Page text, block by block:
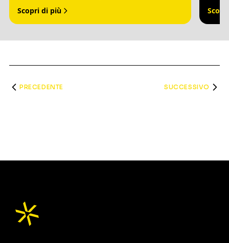
Scopri di più
PRECEDENTE SUCCESSIVO